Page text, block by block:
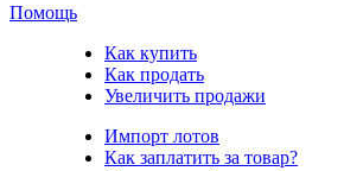
Помощь
Как купить
Как продать
Увеличить продажи
Импорт лотов
Как заплатить за товар?